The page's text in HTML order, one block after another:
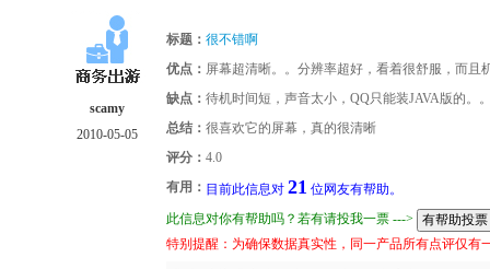
scamy
2010-05-05
标题： 很不错啊
优点： 屏幕超清晰。。分辨率超好，看着很舒服，而且
缺点： 待机时间短，声音太小，QQ只能装JAVA版的。
总结： 很喜欢它的屏幕，真的很清晰
评分： 4.0
有用： 目前此信息对 21 位网友有帮助。
此信息对你有帮助吗？若有请投我一票 --->
特别提醒：为确保数据真实性，同一产品所有点评仅有